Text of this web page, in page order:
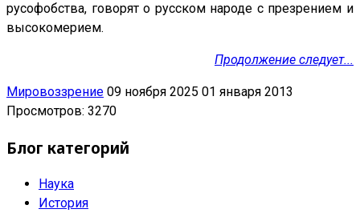
русофобства, говорят о русском народе с презрением и
высокомерием.
Продолжение следует...
Мировоззрение 09 ноября 2025 01 января 2013
Просмотров: 3270
Блог категорий
Наука
История